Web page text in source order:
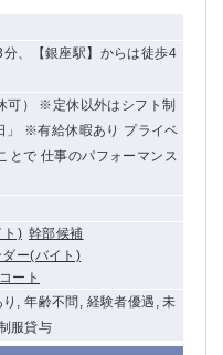
、【銀座駅】からは徒歩4
可） ※定休以外はシフト制
※有給休暇あり プライベ
とで 仕事のパフォーマンス
ト) 幹部候補
ー(バイト)
ート
, 年齢不問, 経験者優遇, 未
服貸与